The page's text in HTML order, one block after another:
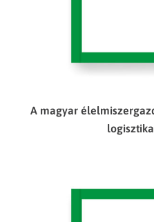
A magyar